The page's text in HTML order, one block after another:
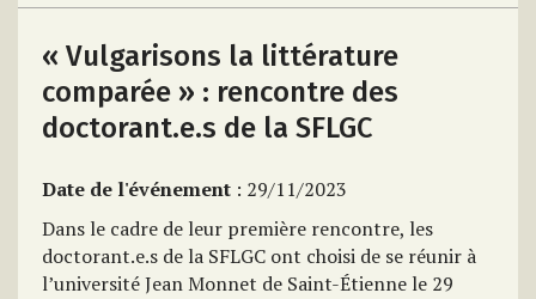
« Vulgarisons la littérature
comparée » : rencontre des
doctorant.e.s de la SFLGC
Date de l'événement : 29/11/2023
Dans le cadre de leur première rencontre, les
doctorant.e.s de la SFLGC ont choisi de se réunir à
l’université Jean Monnet de Saint-Étienne le 29